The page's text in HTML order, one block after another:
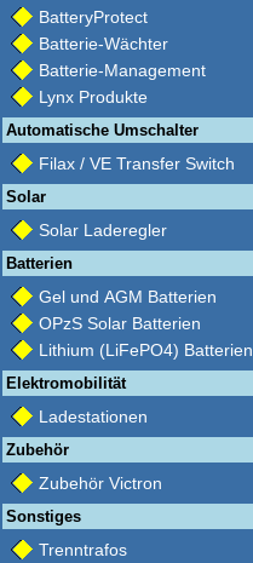
BatteryProtect
Batterie-Wächter
Batterie-Management
Lynx Produkte
Automatische Umschalter
Filax / VE Transfer Switch
Solar
Solar Laderegler
Batterien
Gel und AGM Batterien
OPzS Solar Batterien
Lithium (LiFePO4) Batterien
Elektromobilität
Ladestationen
Zubehör
Zubehör Victron
Sonstiges
Trenntrafos